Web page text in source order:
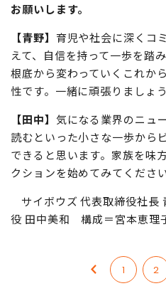
パーソンにもなりえる存在だ
――最後に、これから復帰を
お願いします。
【青野】 育児や社会に深くコ
えて、自信を持って一歩を踏
根底から変わっていくこれか
性です。一緒に頑張りましょ
【田中】 気になる業界のニュ
読むといった小さな一歩から
できると思います。家族を味
クションを始めてみてくださ
役 田中美和 構成＝宮本恵